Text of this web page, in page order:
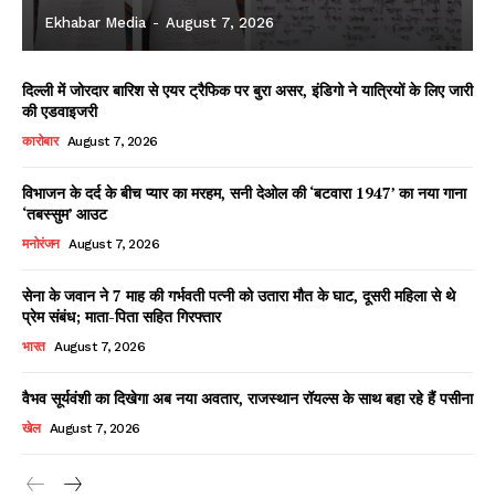
Ekhabar Media - August 7, 2026
दिल्ली में जोरदार बारिश से एयर ट्रैफिक पर बुरा असर, इंडिगो ने यात्रियों के लिए जारी
की एडवाइजरी
कारोबार August 7, 2026
विभाजन के दर्द के बीच प्यार का मरहम, सनी देओल की ‘बटवारा 1947’ का नया गाना
‘तबस्सुम’ आउट
मनोरंजन August 7, 2026
सेना के जवान ने 7 माह की गर्भवती पत्नी को उतारा मौत के घाट, दूसरी महिला से थे
प्रेम संबंध; माता-पिता सहित गिरफ्तार
भारत August 7, 2026
वैभव सूर्यवंशी का दिखेगा अब नया अवतार, राजस्थान रॉयल्स के साथ बहा रहे हैं पसीना
खेल August 7, 2026